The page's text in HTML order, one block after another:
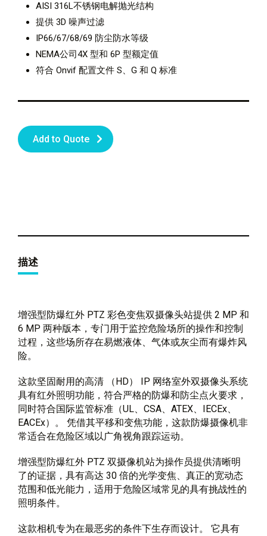
AISI 316L不锈钢电解抛光结构
提供 3D 噪声过滤
IP66/67/68/69 防尘防水等级
NEMA公司 4X 型和 6P 型额定值
符合 Onvif 配置文件 S、G 和 Q 标准
Add to Quote
描述
增强型防爆红外 PTZ 彩色变焦双摄像头站提供 2 MP 和
6 MP 两种版本，专门用于监控危险场所的操作和控制
过程，这些场所存在易燃液体、气体或灰尘而有爆炸风
险。
这款坚固耐用的高清 （HD） IP 网络室外双摄像头系统
具有红外照明功能，符合严格的防爆和防尘点火要求，
同时符合国际监管标准（UL、CSA、ATEX、IECEx、
EACEx）。 凭借其平移和变焦功能，这款防爆摄像机非
常适合在危险区域以广角视角跟踪运动。
增强型防爆红外 PTZ 双摄像机站为操作员提供清晰明
了的证据，具有高达 30 倍的光学变焦、真正的宽动态
范围和低光能力，适用于危险区域常见的具有挑战性的
照明条件。
这款相机专为在最恶劣的条件下生存而设计。 它具有